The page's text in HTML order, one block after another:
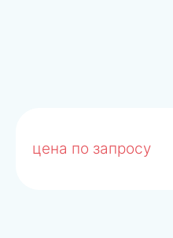
цена по запросу